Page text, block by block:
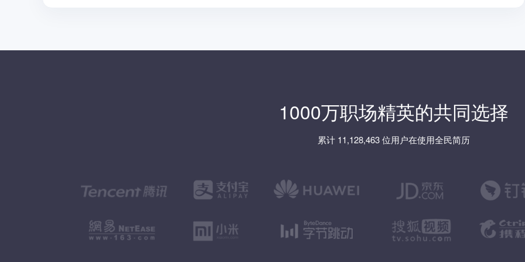
1000万职场精英的共同选择
累计 11,128,463 位用户在使用全民简历